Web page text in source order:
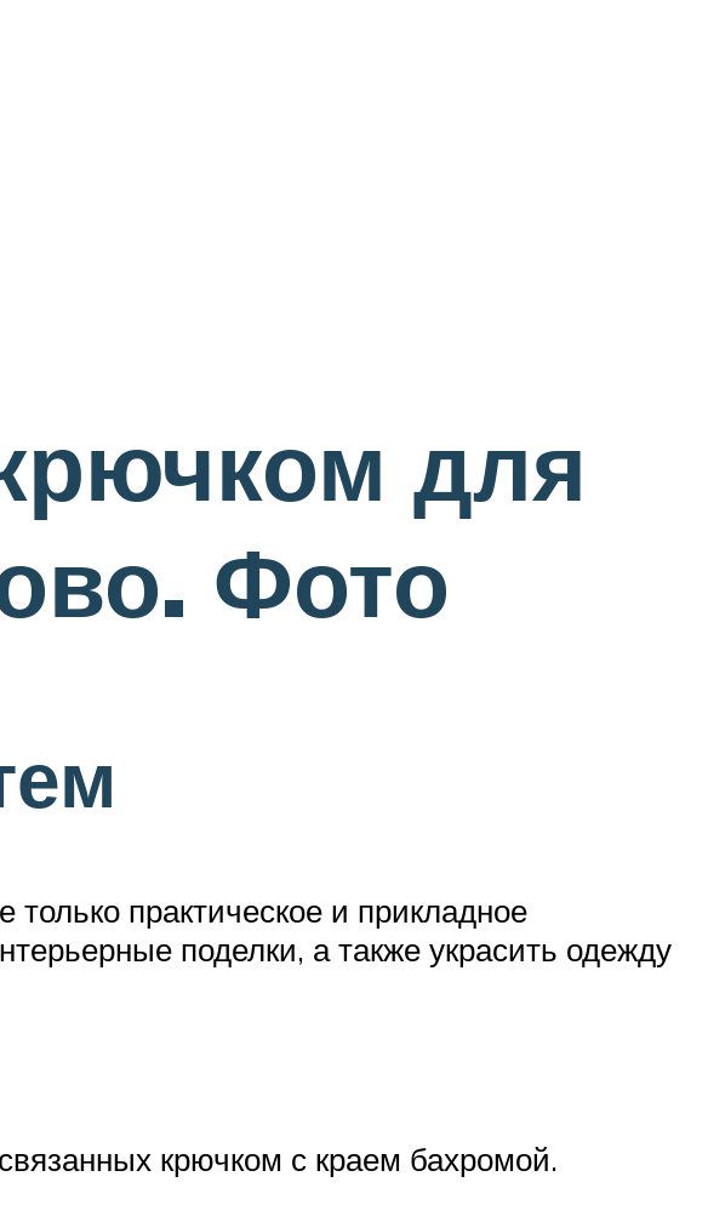
для
Фото
только практическое и прикладное
поделки, а также украсить одежду
крючком с краем бахромой.